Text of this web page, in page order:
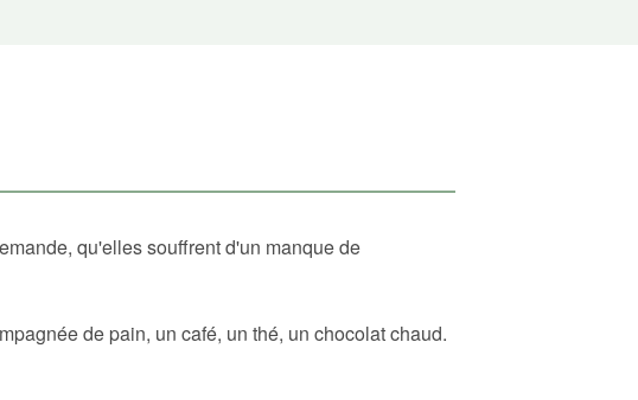
qu'elles souffrent d'un manque de
de pain, un café, un thé, un chocolat chaud.